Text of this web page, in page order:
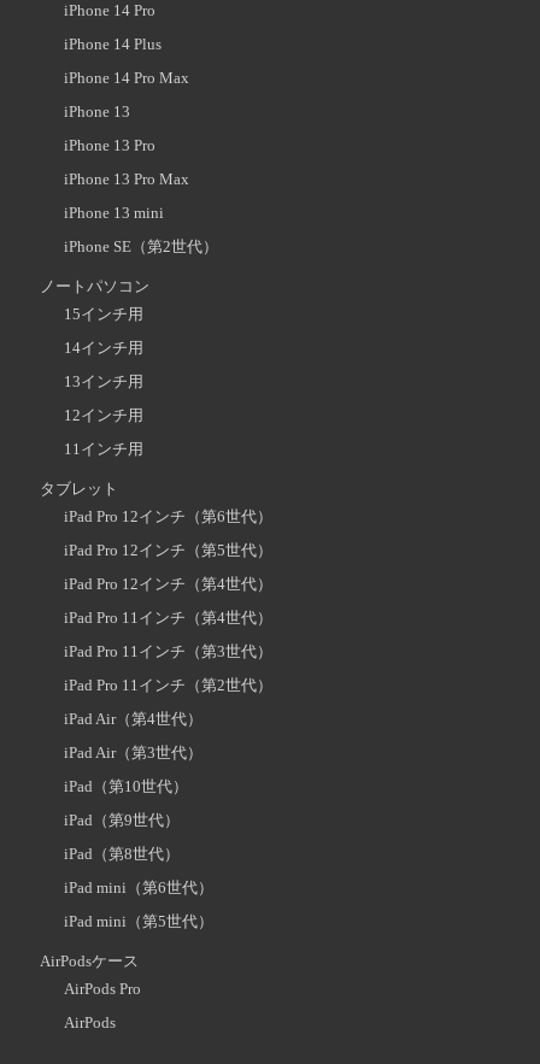
iPhone 14 Pro
iPhone 14 Plus
iPhone 14 Pro Max
iPhone 13
iPhone 13 Pro
iPhone 13 Pro Max
iPhone 13 mini
iPhone SE（第2世代）
ノートパソコン
15インチ用
14インチ用
13インチ用
12インチ用
11インチ用
タブレット
iPad Pro 12インチ（第6世代）
iPad Pro 12インチ（第5世代）
iPad Pro 12インチ（第4世代）
iPad Pro 11インチ（第4世代）
iPad Pro 11インチ（第3世代）
iPad Pro 11インチ（第2世代）
iPad Air（第4世代）
iPad Air（第3世代）
iPad（第10世代）
iPad（第9世代）
iPad（第8世代）
iPad mini（第6世代）
iPad mini（第5世代）
AirPodsケース
AirPods Pro
AirPods